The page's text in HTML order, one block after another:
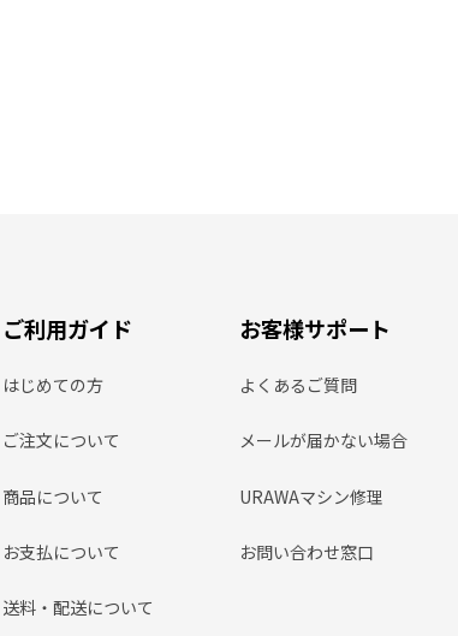
ご利用ガイド
はじめての方
ご注文について
商品について
お支払について
送料・配送について
お客様サポート
よくあるご質問
メールが届かない場合
URAWAマシン修理
お問い合わせ窓口